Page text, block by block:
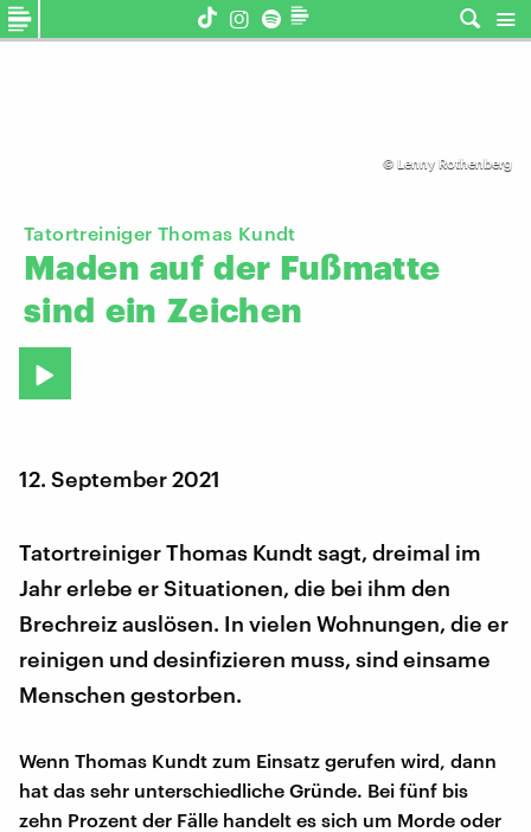
© Lenny Rothenberg
Tatortreiniger Thomas Kundt
Maden auf der Fußmatte
sind ein Zeichen
12. September 2021
Tatortreiniger Thomas Kundt sagt, dreimal im
Jahr erlebe er Situationen, die bei ihm den
Brechreiz auslösen. In vielen Wohnungen, die er
reinigen und desinfizieren muss, sind einsame
Menschen gestorben.
Wenn Thomas Kundt zum Einsatz gerufen wird, dann
hat das sehr unterschiedliche Gründe. Bei fünf bis
zehn Prozent der Fälle handelt es sich um Morde oder